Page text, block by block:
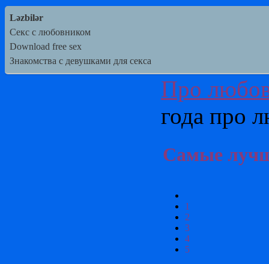
Ləzbilər
Секс с любовником
Download free sex
Знакомства с девушками для секса
Про
года про
Самые
1
2
3
4
5